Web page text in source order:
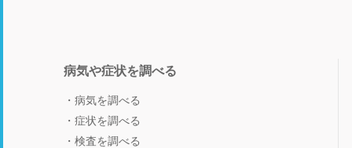
病気や症状を調べる
病気を調べる
症状を調べる
検査を調べる